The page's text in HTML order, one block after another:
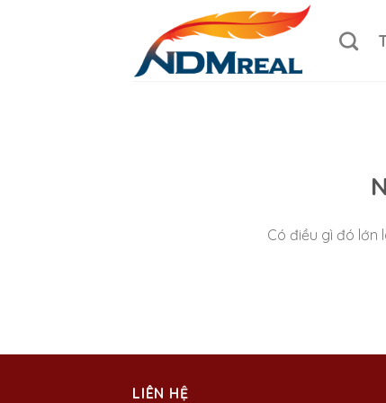
Có điều gì đó
LIÊN HỆ